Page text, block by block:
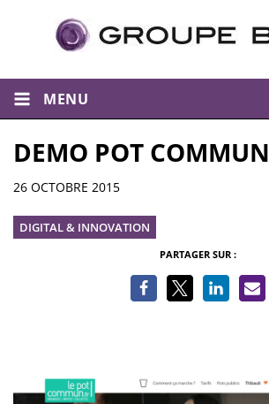
MENU
DEMO POT COMMUN
Informations
26 OCTOBRE 2015
DIGITAL & INNOVATION
PARTAGER SUR :